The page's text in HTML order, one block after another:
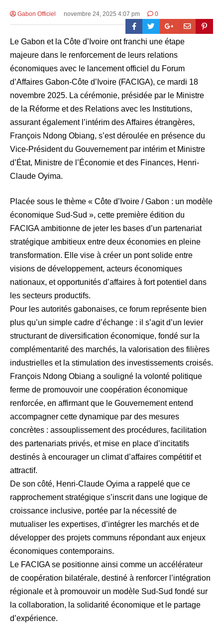
Gabon Officiel novembre 24, 2025 4:07 pm 0
Le Gabon et la Côte d’Ivoire ont franchi une étape
majeure dans le renforcement de leurs relations
économiques avec le lancement officiel du Forum
d’Affaires Gabon-Côte d’Ivoire (FACIGA), ce mardi 18
novembre 2025. La cérémonie, présidée par le Ministre
de la Réforme et des Relations avec les Institutions,
assurant également l’intérim des Affaires étrangères,
François Ndong Obiang, s’est déroulée en présence du
Vice-Président du Gouvernement par intérim et Ministre
d’État, Ministre de l’Économie et des Finances, Henri-
Claude Oyima.
Placée sous le thème « Côte d’Ivoire / Gabon : un modèle
économique Sud-Sud », cette première édition du
FACIGA ambitionne de jeter les bases d’un partenariat
stratégique ambitieux entre deux économies en pleine
transformation. Elle vise à créer un pont solide entre
visions de développement, acteurs économiques
nationaux, et opportunités d’affaires à fort potentiel dans
les secteurs productifs.
Pour les autorités gabonaises, ce forum représente bien
plus qu’un simple cadre d’échange : il s’agit d’un levier
structurant de diversification économique, fondé sur la
complémentarité des marchés, la valorisation des filières
industrielles et la stimulation des investissements croisés.
François Ndong Obiang a souligné la volonté politique
ferme de promouvoir une coopération économique
renforcée, en affirmant que le Gouvernement entend
accompagner cette dynamique par des mesures
concrètes : assouplissement des procédures, facilitation
des partenariats privés, et mise en place d’incitatifs
destinés à encourager un climat d’affaires compétitif et
attractif.
De son côté, Henri-Claude Oyima a rappelé que ce
rapprochement stratégique s’inscrit dans une logique de
croissance inclusive, portée par la nécessité de
mutualiser les expertises, d’intégrer les marchés et de
développer des projets communs répondant aux enjeux
économiques contemporains.
Le FACIGA se positionne ainsi comme un accélérateur
de coopération bilatérale, destiné à renforcer l’intégration
régionale et à promouvoir un modèle Sud-Sud fondé sur
la collaboration, la solidarité économique et le partage
d’expérience.